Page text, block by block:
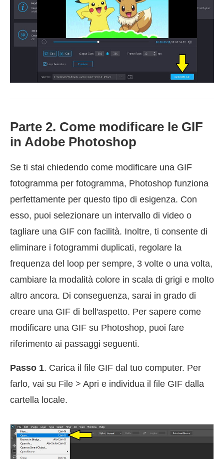
Parte 2. Come modificare le GIF
in Adobe Photoshop
Se ti stai chiedendo come modificare una GIF
fotogramma per fotogramma, Photoshop funziona
perfettamente per questo tipo di esigenza. Con
esso, puoi selezionare un intervallo di video o
tagliare una GIF con facilità. Inoltre, ti consente di
eliminare i fotogrammi duplicati, regolare la
frequenza del loop per sempre, 3 volte o una volta,
cambiare la modalità colore in scala di grigi e molto
altro ancora. Di conseguenza, sarai in grado di
creare una GIF di bell'aspetto. Per sapere come
modificare una GIF su Photoshop, puoi fare
riferimento ai passaggi seguenti.
Passo 1. Carica il file GIF dal tuo computer. Per
farlo, vai su File > Apri e individua il file GIF dalla
cartella locale.